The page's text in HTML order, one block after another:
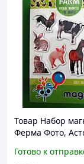
Товар Набор
Ферма Фото,
Готово к